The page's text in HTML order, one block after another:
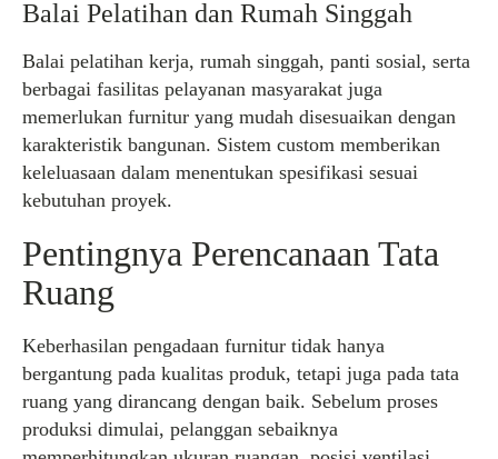
Balai Pelatihan dan Rumah Singgah
Balai pelatihan kerja, rumah singgah, panti sosial, serta
berbagai fasilitas pelayanan masyarakat juga
memerlukan furnitur yang mudah disesuaikan dengan
karakteristik bangunan. Sistem custom memberikan
keleluasaan dalam menentukan spesifikasi sesuai
kebutuhan proyek.
Pentingnya Perencanaan Tata
Ruang
Keberhasilan pengadaan furnitur tidak hanya
bergantung pada kualitas produk, tetapi juga pada tata
ruang yang dirancang dengan baik. Sebelum proses
produksi dimulai, pelanggan sebaiknya